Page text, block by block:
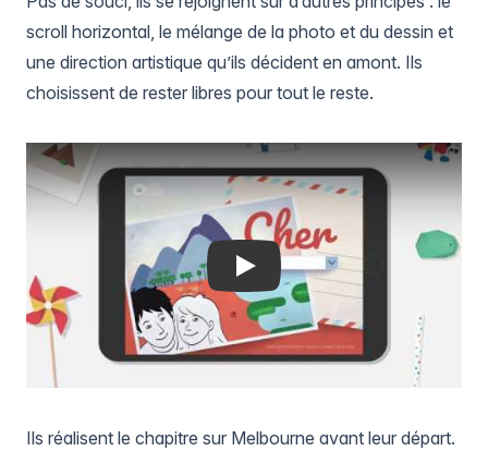
scroll horizontal, le mélange de la photo et du dessin et
une direction artistique qu’ils décident en amont. Ils
choisissent de rester libres pour tout le reste.
Play
Ils réalisent le chapitre sur Melbourne avant leur départ.